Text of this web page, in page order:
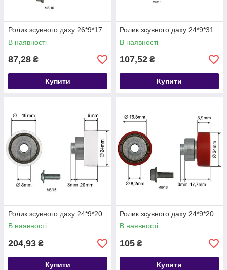
Ролик зсувного даху 26*9*17
В наявності
87,28 ₴
Купити
Ролик зсувного даху 24*9*31
В наявності
107,52 ₴
Купити
Ролик зсувного даху 24*9*20
В наявності
204,93 ₴
Купити
Ролик зсувного даху 24*9*20
В наявності
105 ₴
Купити